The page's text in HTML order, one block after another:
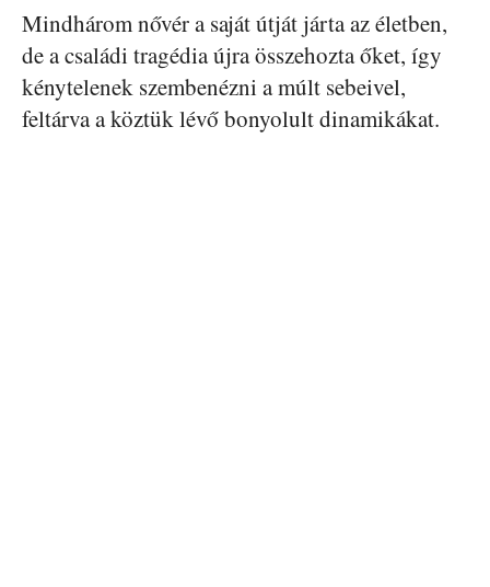
Mindhárom nővér a saját útját járta az életben,
de a családi tragédia újra összehozta őket, így
kénytelenek szembenézni a múlt sebeivel,
feltárva a köztük lévő bonyolult dinamikákat.